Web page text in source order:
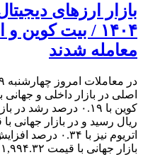
۱۴۰۴ / بیت
معامله شدند
اصلی در بازار داخلی و
بازار جهانی با قیمت ۱,۹۹۴.۳۲ دلار داد و ستد شد.